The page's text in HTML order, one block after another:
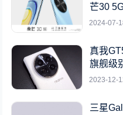
芒30
2024-07-
真我
旗舰级
2023-12-
三星